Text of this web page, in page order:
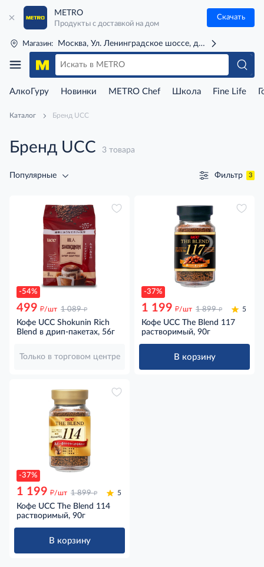
METRO
Продукты с доставкой на дом
Скачать
Магазин: Москва, Ул. Ленинградское шоссе, д. 71Г (м. Речной
АлкоГуру Новинки METRO Chef Школа Fine Life
Каталог Бренд UCC
Бренд UCC 3 товара
Популярные Фильтр 3
-54%
499 д/шт 1 089 д
Кофе UCC Shokunin Rich
Blend в дрип-пакетах, 56г
Только в торговом центре
-37%
1 199 д/шт 1 899 д 5
Кофе UCC The Blend 117
растворимый, 90г
В корзину
-37%
1 199 д/шт 1 899 д 5
Кофе UCC The Blend 114
растворимый, 90г
В корзину